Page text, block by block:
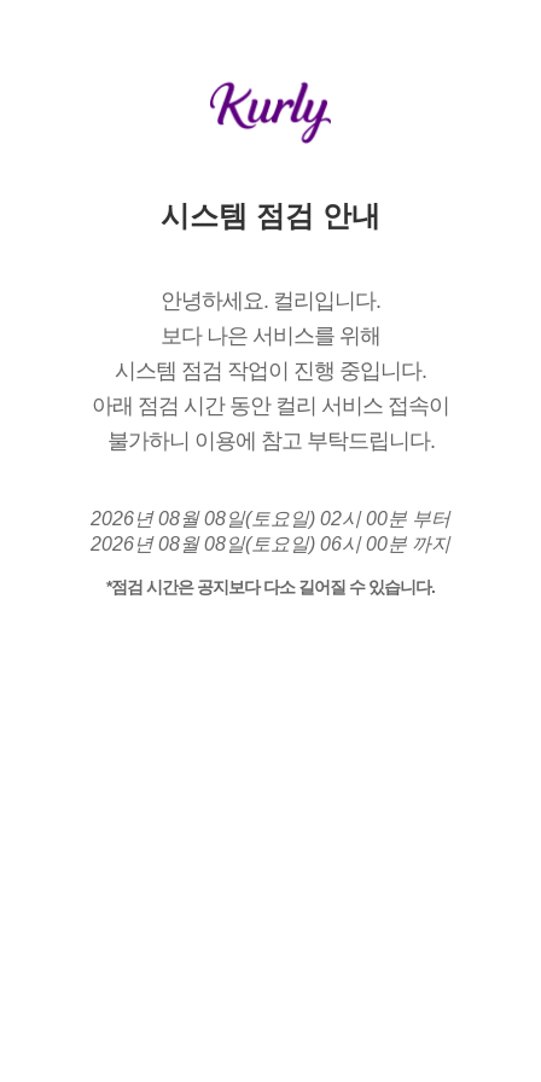
시스템 점검 안내
안녕하세요. 컬리입니다.
보다 나은 서비스를 위해
시스템 점검 작업이 진행 중입니다.
아래 점검 시간 동안 컬리 서비스 접속이
불가하니 이용에 참고 부탁드립니다.
2026년 08월 08일(토요일) 02시 00분 부터
2026년 08월 08일(토요일) 06시 00분 까지
*점검 시간은 공지보다 다소 길어질 수 있습니다.